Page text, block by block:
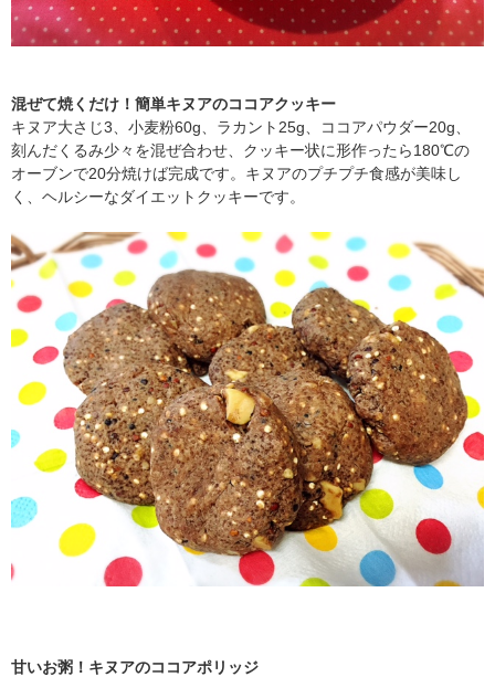
混ぜて焼くだけ！簡単キヌアのココアクッキー
キヌア大さじ3、小麦粉60g、ラカント25g、ココアパウダー20g、
刻んだくるみ少々を混ぜ合わせ、クッキー状に形作ったら180℃の
オーブンで20分焼けば完成です。キヌアのプチプチ食感が美味し
く、ヘルシーなダイエットクッキーです。
甘いお粥！キヌアのココアポリッジ